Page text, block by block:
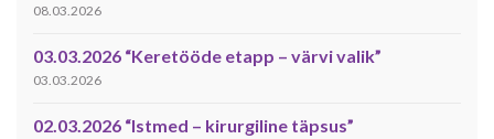
08.03.2026
03.03.2026 “Keretööde etapp – värvi valik”
03.03.2026
02.03.2026 “Istmed – kirurgiline täpsus”